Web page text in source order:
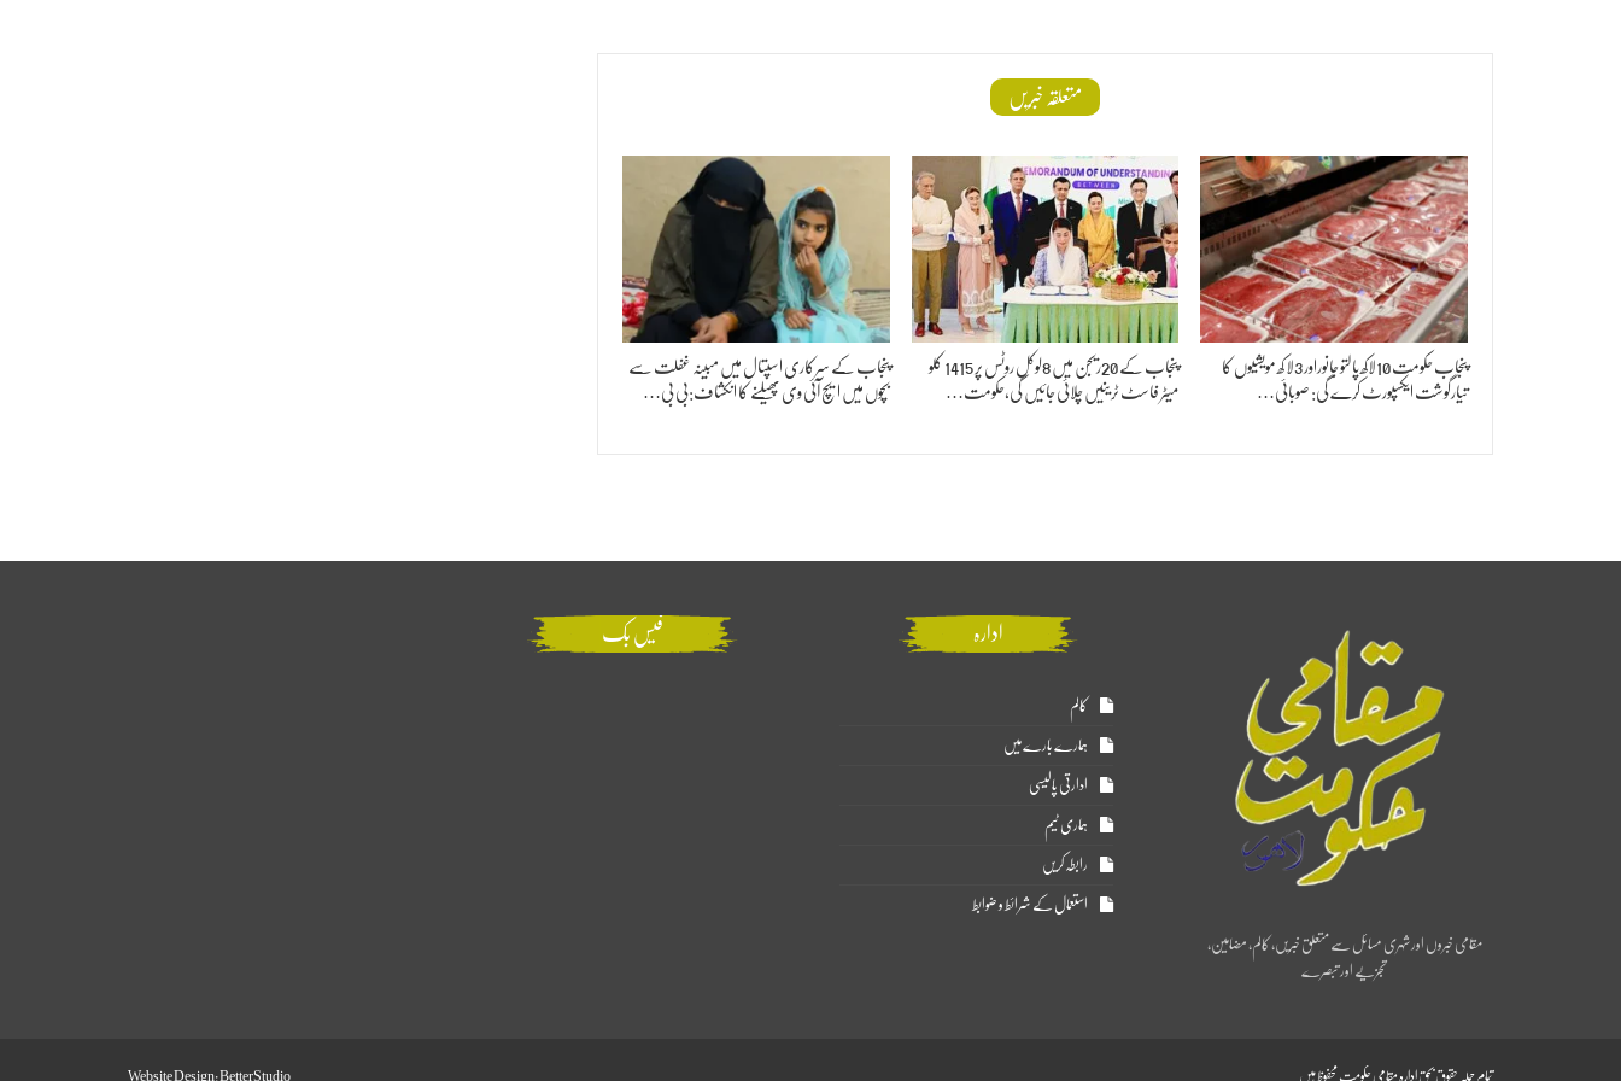
متعلقہ خبریں
پنجاب حکومت 10لاکھ پالتو جانوراور 3لا کھ مویشیوں کا
تیارگوشت ایکسپورٹ کرے گی: صوبائی…
پنجاب کے 20ریجن میں 8لوکل روٹس پر 1415 کلو
میٹر فاسٹ ٹرینیں چلائی جائیں گی،حکومت…
پنجاب کے سرکاری اسپتال میں مبینہ غفلت سے
بچوں میں ایچ آئی وی پھیلنے کا انکشاف:بی بی…
مقامی خبروں اور شہری مسائل سے متعلق خبریں، کالم، مضامین،
تجزیے اور تبصرے
ادارہ
کالم
ہمارے بارے میں
ادارتی پالیسی
ہماری ٹیم
رابطہ کریں
استعمال کے شرائط و ضوابط
فیس بک
تمام جملہ حقوق بحق ادارہ مقامی حکومت محفوظ ہیں Website Design: BetterStudio